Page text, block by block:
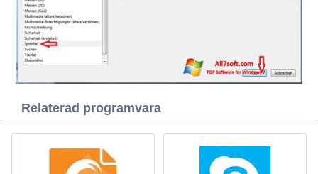
Relaterad programvara